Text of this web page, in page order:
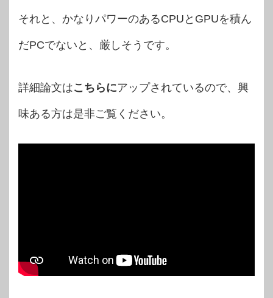
それと、かなりパワーのあるCPUとGPUを積ん
だPCでないと、厳しそうです。
詳細論文はこちらにアップされているので、興
味ある方は是非ご覧ください。